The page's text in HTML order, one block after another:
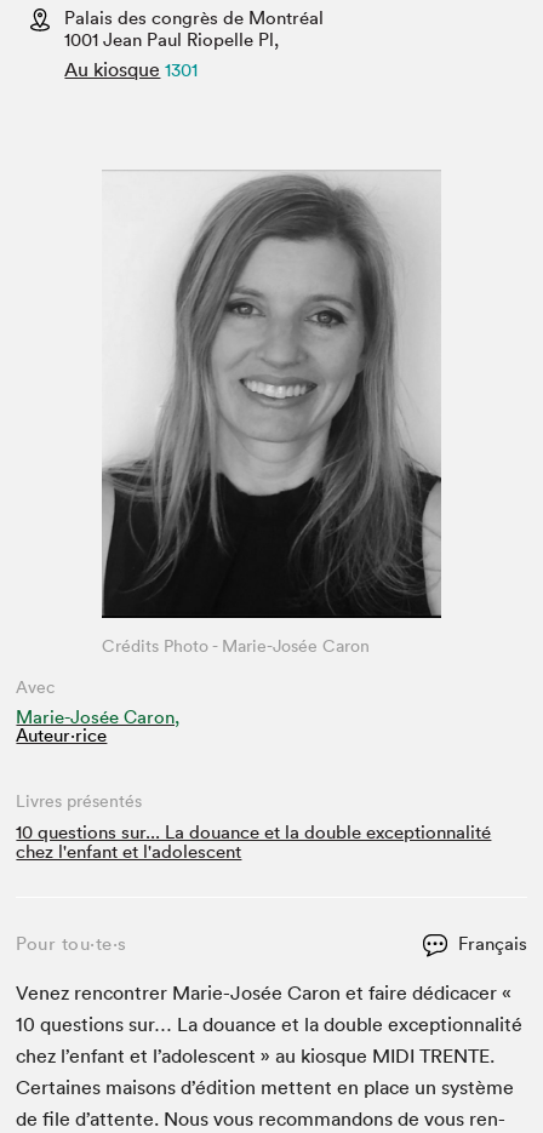
Espace médias
Palais des congrès de Montréal
1001 Jean Paul Riopelle Pl,
Au kiosque 1301
Avec
Marie-Josée Caron,
Auteur·rice
Crédits Photo - Marie-Josée Caron
Livres présentés
10 questions sur... La douance et la double exceptionnalité
chez l'enfant et l'adolescent
Pour tou⋅te⋅s Français
Venez ren­con­tr­er Marie-Josée Caron et faire dédi­cac­er «
10 ques­tions sur… La douance et la dou­ble excep­tion­nal­ité
chez l’en­fant et l’ado­les­cent » au kiosque MIDI TRENTE.
Cer­taines maisons d’édi­tion met­tent en place un sys­tème
de file d’at­tente. Nous vous recom­man­dons de vous ren­